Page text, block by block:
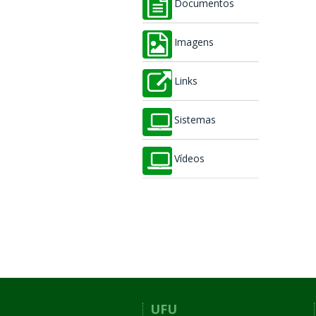
Documentos
Imagens
Links
Sistemas
Vídeos
UFU